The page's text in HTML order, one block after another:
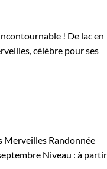
! De lac en
célèbre pour ses
Merveilles Randonnée
Niveau : à partir